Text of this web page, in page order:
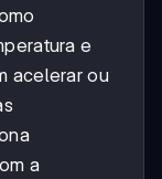
e
acelerar ou
a